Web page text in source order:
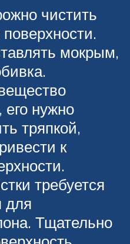
чистить
мокрым,
его нужно
тряпкой,
к
требуется
для
Тщательно